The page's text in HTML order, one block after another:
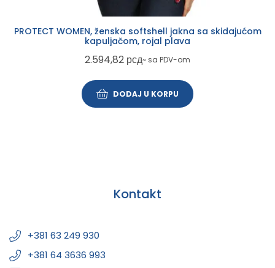
PROTECT WOMEN, ženska softshell jakna sa skidajućom
kapuljačom, rojal plava
2.594,82 рсд~ sa PDV-om
DODAJ U KORPU
Kontakt
+381 63 249 930
+381 64 3636 993